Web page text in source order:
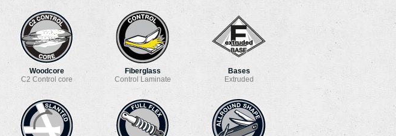
Woodcore
C2 Control core
Fiberglass
Control Laminate
Bases
Extruded